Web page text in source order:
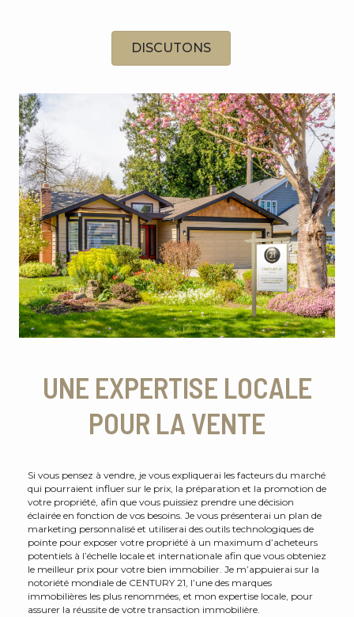
DISCUTONS
UNE EXPERTISE LOCALE
POUR LA VENTE
Si vous pensez à vendre, je vous expliquerai les facteurs du marché
qui pourraient influer sur le prix, la préparation et la promotion de
votre propriété, afin que vous puissiez prendre une décision
éclairée en fonction de vos besoins. Je vous présenterai un plan de
marketing personnalisé et utiliserai des outils technologiques de
pointe pour exposer votre propriété à un maximum d’acheteurs
potentiels à l’échelle locale et internationale afin que vous obteniez
le meilleur prix pour votre bien immobilier. Je m’appuierai sur la
notoriété mondiale de CENTURY 21, l’une des marques
immobilières les plus renommées, et mon expertise locale, pour
assurer la réussite de votre transaction immobilière.